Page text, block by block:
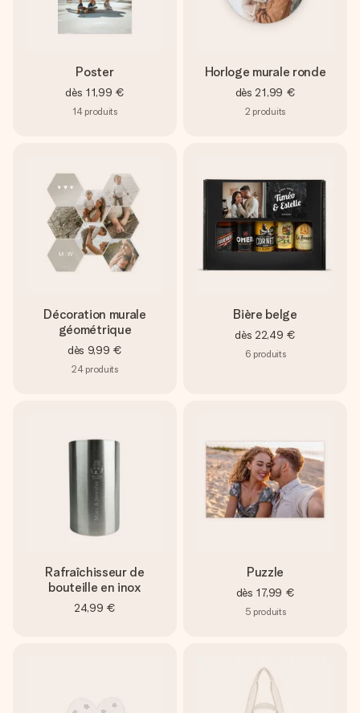
Poster
dès 11,99 €
14 produits
Horloge murale ronde
dès 21,99 €
2 produits
Décoration murale
géométrique
dès 9,99 €
24 produits
Bière belge
dès 22,49 €
6 produits
Rafraîchisseur de
bouteille en inox
24,99 €
Puzzle
dès 17,99 €
5 produits